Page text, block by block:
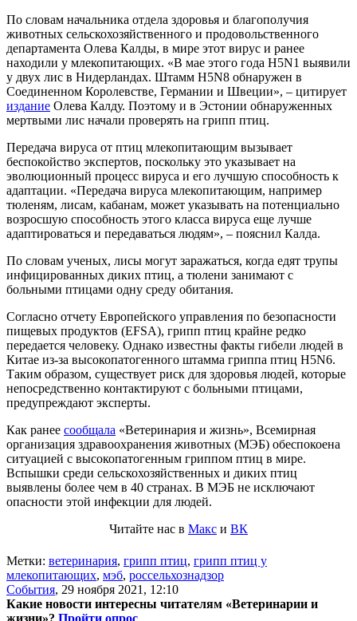
По словам начальника отдела здоровья и благополучия
животных сельскохозяйственного и продовольственного
департамента Олева Калды, в мире этот вирус и ранее
находили у млекопитающих. «В мае этого года H5N1 выявили
у двух лис в Нидерландах. Штамм H5N8 обнаружен в
Соединенном Королевстве, Германии и Швеции», – цитирует
издание Олева Калду. Поэтому и в Эстонии обнаруженных
мертвыми лис начали проверять на грипп птиц.
Передача вируса от птиц млекопитающим вызывает
беспокойство экспертов, поскольку это указывает на
эволюционный процесс вируса и его лучшую способность к
адаптации. «Передача вируса млекопитающим, например
тюленям, лисам, кабанам, может указывать на потенциально
возросшую способность этого класса вируса еще лучше
адаптироваться и передаваться людям», – пояснил Калда.
По словам ученых, лисы могут заражаться, когда едят трупы
инфицированных диких птиц, а тюлени занимают с
больными птицами одну среду обитания.
Согласно отчету Европейского управления по безопасности
пищевых продуктов (EFSA), грипп птиц крайне редко
передается человеку. Однако известны факты гибели людей в
Китае из-за высокопатогенного штамма гриппа птиц H5N6.
Таким образом, существует риск для здоровья людей, которые
непосредственно контактируют с больными птицами,
предупреждают эксперты.
Как ранее сообщала «Ветеринария и жизнь», Всемирная
организация здравоохранения животных (МЭБ) обеспокоена
ситуацией с высокопатогенным гриппом птиц в мире.
Вспышки среди сельскохозяйственных и диких птиц
выявлены более чем в 40 странах. В МЭБ не исключают
опасности этой инфекции для людей.
Читайте нас в Макс и ВК
Метки: ветеринария, грипп птиц, грипп птиц у
млекопитающих, мэб, россельхознадзор
События, 29 ноября 2021, 12:10
Какие новости интересны читателям «Ветеринарии и
жизни»? Пройти опрос